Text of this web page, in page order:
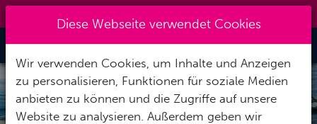
Toggle
SUP KURSE IN HAMBURG
Diese Webseite verwendet Cookies
Wir verwenden Cookies, um Inhalte und Anzeigen
zu personalisieren, Funktionen für soziale Medien
anbieten zu können und die Zugriffe auf unsere
Website zu analysieren. Außerdem geben wir